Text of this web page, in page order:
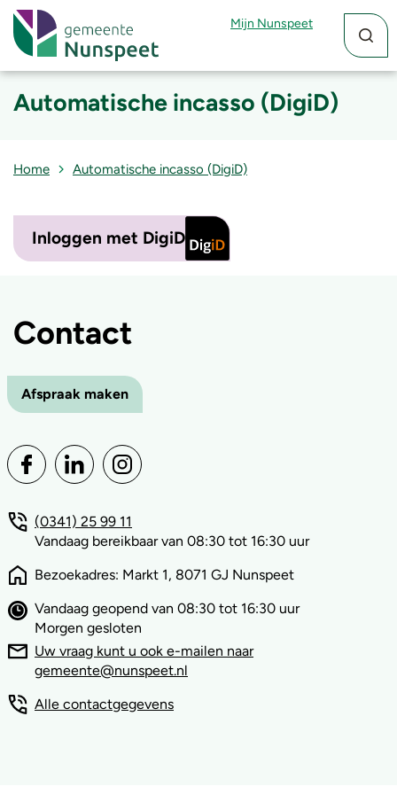
Mijn Nunspeet
Automatische incasso (DigiD)
Home Automatische incasso (DigiD)
Inloggen met DigiD
Contact
Afspraak maken
(0341) 25 99 11
Vandaag bereikbaar van 08:30 tot 16:30 uur
Bezoekadres: Markt 1, 8071 GJ Nunspeet
Vandaag geopend van 08:30 tot 16:30 uur
Morgen gesloten
Uw vraag kunt u ook e-mailen naar
gemeente@nunspeet.nl
Alle contactgegevens